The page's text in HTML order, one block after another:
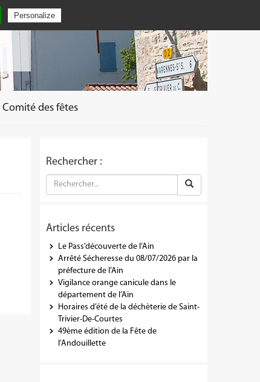
Comité des fêtes
Rechercher :
Articles récents
Le Pass’découverte de l’Ain
Arrêté Sécheresse du 08/07/2026 par la
préfecture de l’Ain
Vigilance orange canicule dans le
département de l’Ain
Horaires d’été de la déchèterie de Saint-
Trivier-De-Courtes
49ème édition de la Fête de
l’Andouillette
Personalize